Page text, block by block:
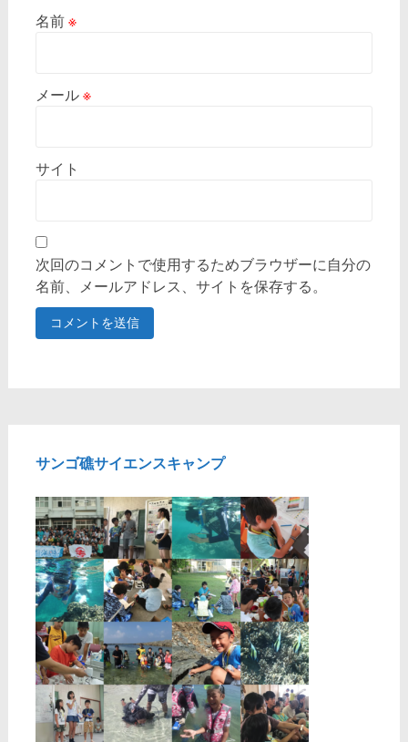
名前 ※
メール ※
サイト
次回のコメントで使用するためブラウザーに自分の
名前、メールアドレス、サイトを保存する。
サンゴ礁サイエンスキャンプ